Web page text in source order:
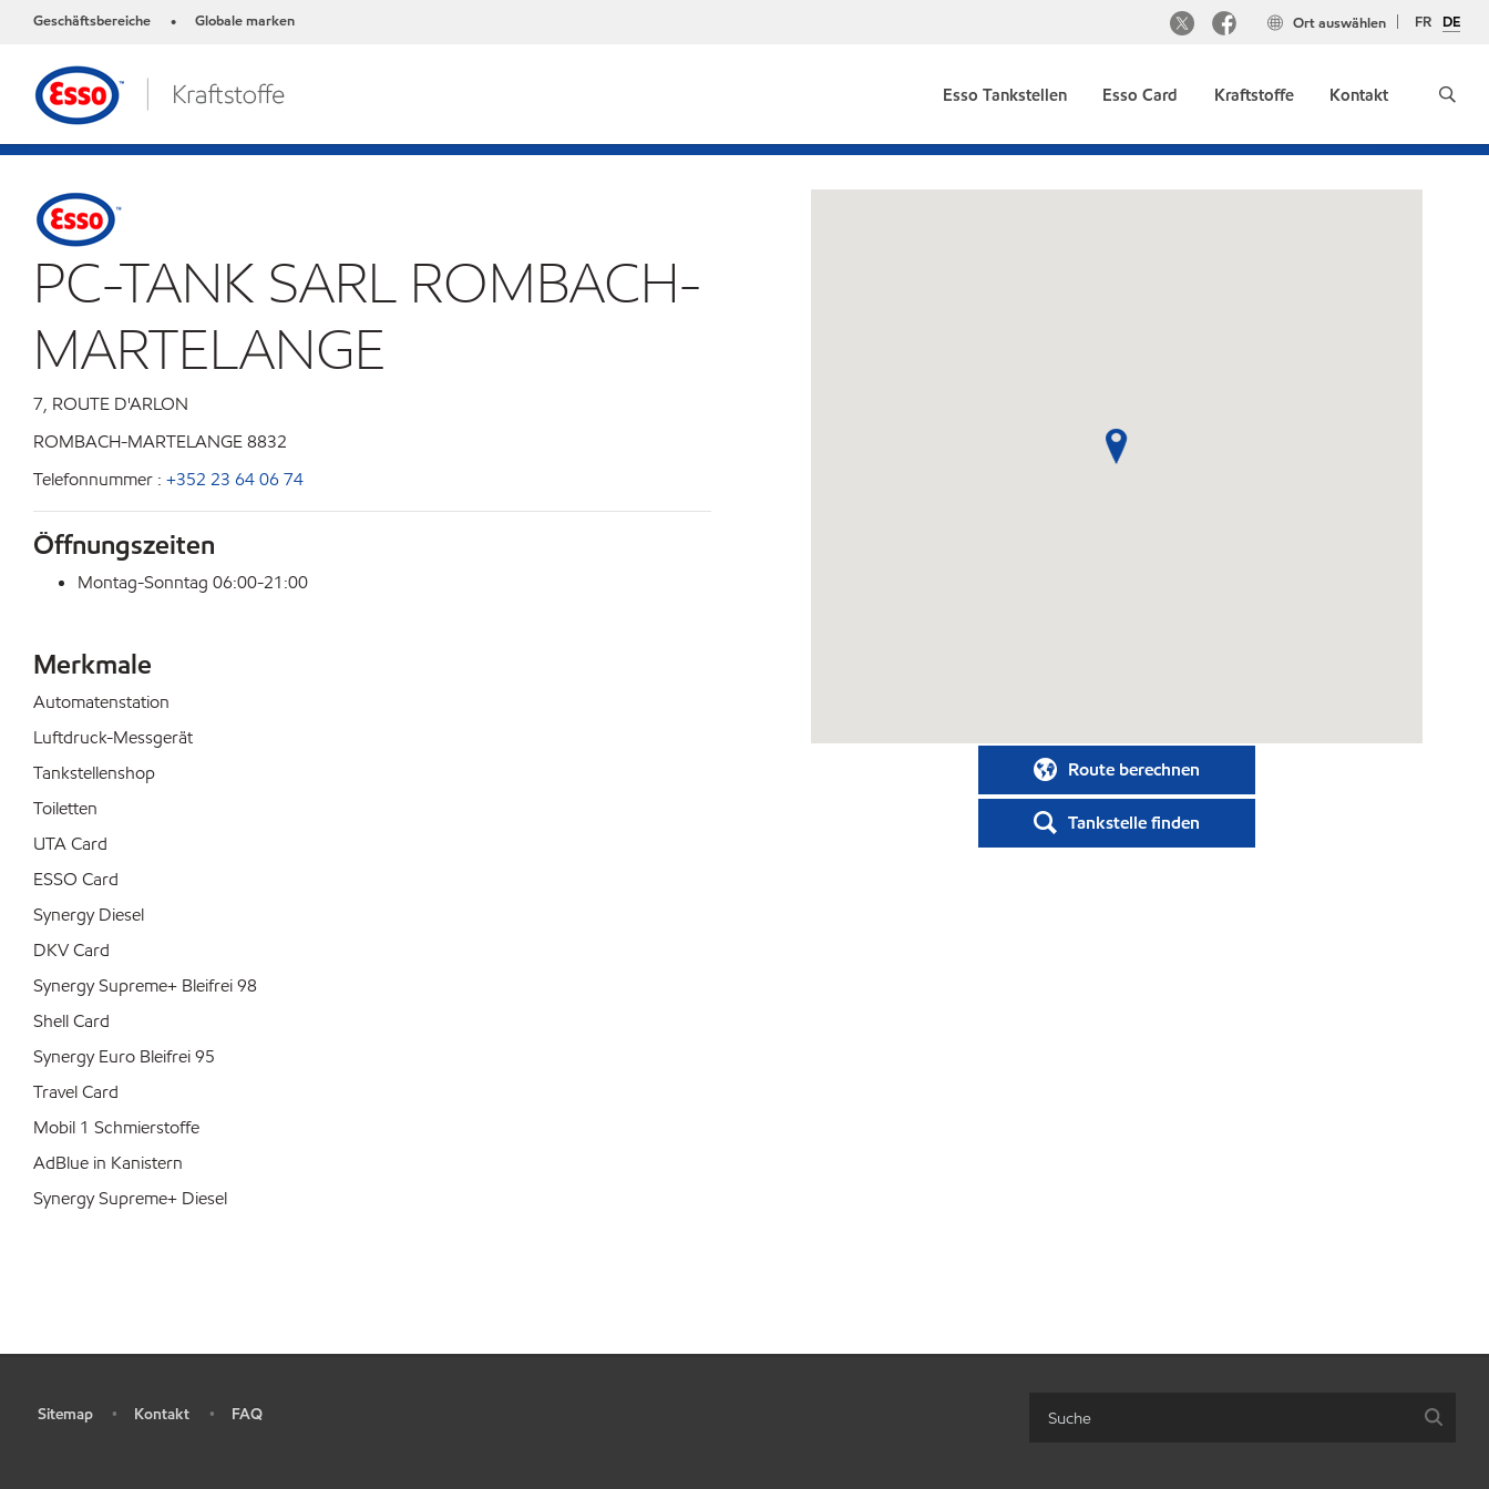
Geschäftsbereiche • Globale marken FR DE
Ort auswählen
Esso Tankstellen Esso Card Kraftstoffe Kontakt
PC-TANK SARL ROMBACH-
MARTELANGE
7, ROUTE D'ARLON
ROMBACH-MARTELANGE8832
Telefonnummer : +352 23 64 06 74
Öffnungszeiten
Montag-Sonntag 06:00-21:00
Merkmale
Automatenstation
Luftdruck-Messgerät
Tankstellenshop
Toiletten
UTA Card
ESSO Card
Synergy Diesel
DKV Card
Synergy Supreme+ Bleifrei 98
Shell Card
Synergy Euro Bleifrei 95
Travel Card
Mobil 1 Schmierstoffe
AdBlue in Kanistern
Synergy Supreme+ Diesel
Route berechnen
Tankstelle finden
Sitemap • Kontakt • FAQ